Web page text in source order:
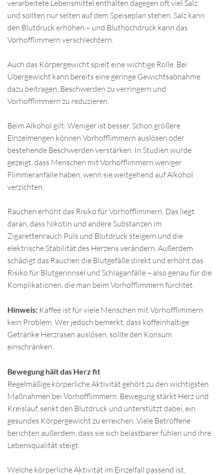
verarbeitete Lebensmittel enthalten dagegen oft viel Salz
und sollten nur selten auf dem Speiseplan stehen. Salz kann
den Blutdruck erhöhen – und Bluthochdruck kann das
Vorhofflimmern verschlechtern.
Auch das Körpergewicht spielt eine wichtige Rolle. Bei
Übergewicht kann bereits eine geringe Gewichtsabnahme
dazu beitragen, Beschwerden zu verringern und
Vorhofflimmern zu reduzieren.
Beim Alkohol gilt: Weniger ist besser. Schon größere
Einzelmengen können Vorhofflimmern auslösen oder
bestehende Beschwerden verstärken. In Studien wurde
gezeigt, dass Menschen mit Vorhofflimmern weniger
Flimmeranfälle haben, wenn sie weitgehend auf Alkohol
verzichten.
Rauchen erhöht das Risiko für Vorhofflimmern. Das liegt
daran, dass Nikotin und andere Substanzen im
Zigarettenrauch Puls und Blutdruck steigern und die
elektrische Stabilität des Herzens verändern. Außerdem
schädigt das Rauchen die Blutgefäße direkt und erhöht das
Risiko für Blutgerinnsel und Schlaganfälle – also genau für die
Komplikationen, die man beim Vorhofflimmern fürchtet.
Hinweis: Kaffee ist für viele Menschen mit Vorhofflimmern
kein Problem. Wer jedoch bemerkt, dass koffeinhaltige
Getränke Herzrasen auslösen, sollte den Konsum
einschränken.
Bewegung hält das Herz fit
Regelmäßige körperliche Aktivität gehört zu den wichtigsten
Maßnahmen bei Vorhofflimmern. Bewegung stärkt Herz und
Kreislauf, senkt den Blutdruck und unterstützt dabei, ein
gesundes Körpergewicht zu erreichen. Viele Betroffene
berichten außerdem, dass sie sich belastbarer fühlen und ihre
Lebensqualität steigt.
Welche körperliche Aktivität im Einzelfall passend ist,